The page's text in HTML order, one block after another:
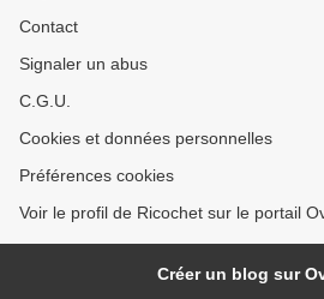
Contact
Signaler un abus
C.G.U.
Cookies et données personnelles
Préférences cookies
Voir le profil de Ricochet sur le portail
Créer un blog sur